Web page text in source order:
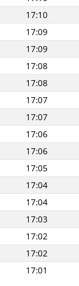
17:10
17:09
17:09
17:08
17:08
17:07
17:07
17:06
17:06
17:05
17:04
17:04
17:03
17:02
17:02
17:01